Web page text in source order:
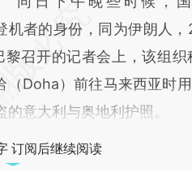
机者的身份，同为伊朗人
召开的记者会上，该组织
Doha）前往马来西亚时
意大利与奥地利护照。
订阅后继续阅读